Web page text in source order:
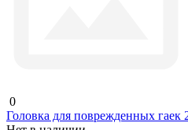
0
Головка для поврежденных гаек